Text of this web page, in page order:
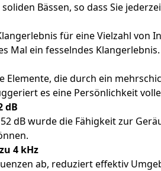
Bässen, so dass Sie
für eine Vielzahl von
Mal ein fesselndes Klangerlebnis.
die durch ein
es eine Persönlichkeit
dB
dB wurde die Fähigkeit zur
4 kHz
ab, reduziert effektiv